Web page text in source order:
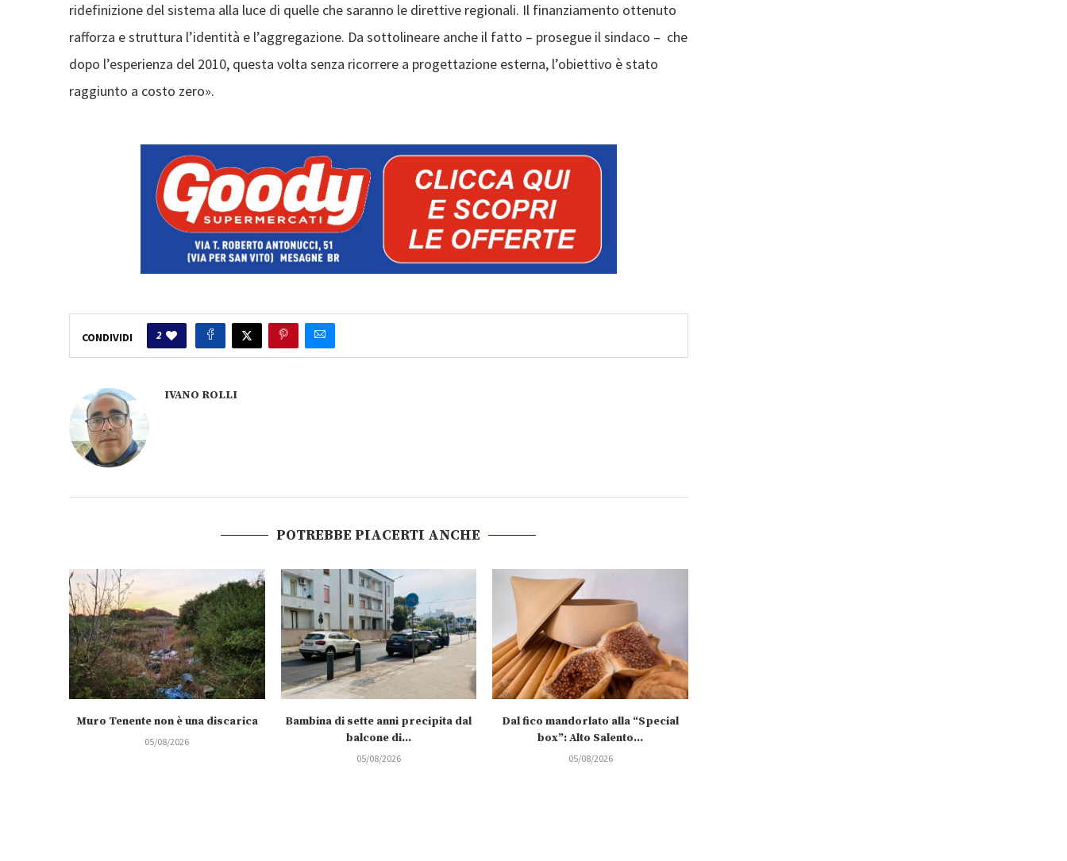
ridefinizione del sistema alla luce di quelle che saranno le direttive regionali. Il finanziamento ottenuto
rafforza e struttura l’identità e l’aggregazione. Da sottolineare anche il fatto – prosegue il sindaco – che
dopo l’esperienza del 2010, questa volta senza ricorrere a progettazione esterna, l’obiettivo è stato
raggiunto a costo zero».
CONDIVIDI 2
IVANO ROLLI
POTREBBE PIACERTI ANCHE
Muro Tenente non è una discarica
05/08/2026
Bambina di sette anni precipita dal
balcone di...
05/08/2026
Dal fico mandorlato alla “Special
box”: Alto Salento...
05/08/2026